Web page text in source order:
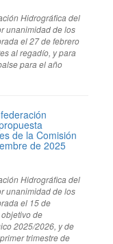
Hidrográfica del
unanimidad de los
el 27 de febrero
al regadío, y para
para el año
de la Comisión
de 2025
Hidrográfica del
unanimidad de los
el 15 de
de
2025/2026, y de
trimestre de